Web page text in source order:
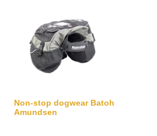
Non-stop dogwear Batoh
Amundsen